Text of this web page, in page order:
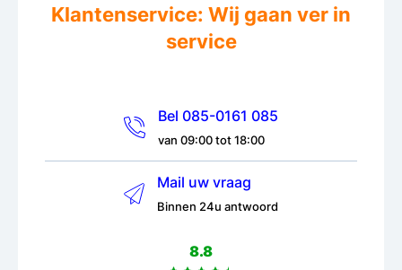
Klantenservice: Wij gaan ver in
service
Bel 085-0161 085
van 09:00 tot 18:00
Mail uw vraag
Binnen 24u antwoord
8.8